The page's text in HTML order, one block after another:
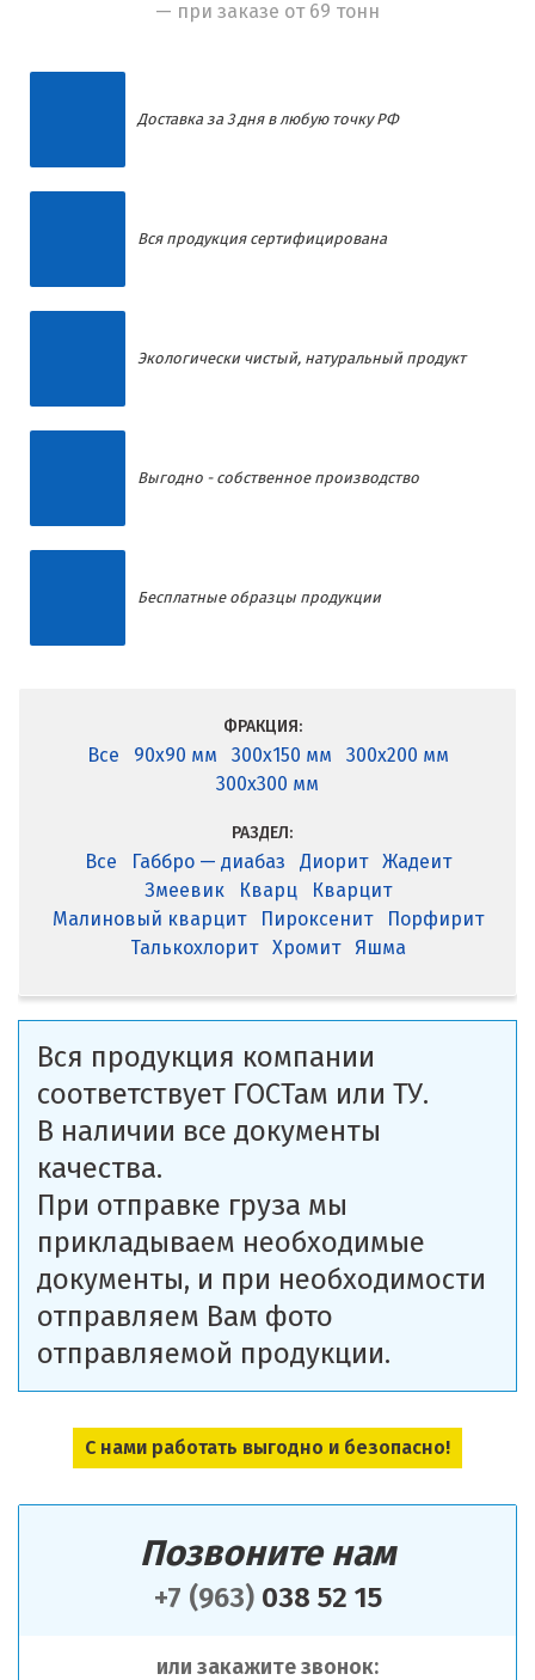
Позвоните нам
+7 (963)038 52 15
или закажите звонок:
— при заказе от 69 тонн
Доставка за 3 дня в любую точку РФ
Вся продукция сертифицирована
Экологически чистый, натуральный продукт
Выгодно - собственное производство
Бесплатные образцы продукции
ФРАКЦИЯ:
Все 90x90 мм 300x150 мм
300x200 мм
300x300 мм
РАЗДЕЛ:
Все Габбро — диабаз Диорит
Жадеит
Змеевик
Кварц
Кварцит
Малиновый кварцит
Пироксенит
Порфирит
Талькохлорит
Хромит Яшма
Вся продукция компании
соответствует ГОСТам или ТУ.
В наличии все документы
качества.
При отправке груза мы
прикладываем необходимые
документы, и при необходимости
отправляем Вам фото
отправляемой продукции.
С нами работать выгодно и безопасно!